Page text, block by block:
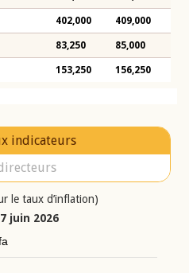
402,000 409,000
83,250 85,000
153,250 156,250
indicateurs
le taux d’inflation)
juin 2026